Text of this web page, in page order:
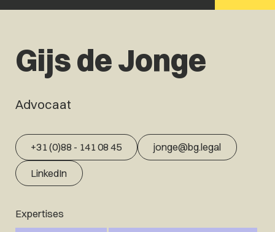
Gijs de Jonge
Advocaat
+31 (0)88 - 141 08 45 jonge@bg.legal
LinkedIn
Expertises